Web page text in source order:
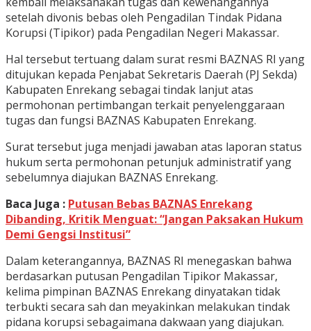
setelah divonis bebas oleh Pengadilan Tindak Pidana
Korupsi (Tipikor) pada Pengadilan Negeri Makassar.
Hal tersebut tertuang dalam surat resmi BAZNAS RI yang
ditujukan kepada Penjabat Sekretaris Daerah (PJ Sekda)
Kabupaten Enrekang sebagai tindak lanjut atas
permohonan pertimbangan terkait penyelenggaraan
tugas dan fungsi BAZNAS Kabupaten Enrekang.
Surat tersebut juga menjadi jawaban atas laporan status
hukum serta permohonan petunjuk administratif yang
sebelumnya diajukan BAZNAS Enrekang.
Baca Juga : Putusan Bebas BAZNAS Enrekang
Dibanding, Kritik Menguat: “Jangan Paksakan Hukum
Demi Gengsi Institusi”
Dalam keterangannya, BAZNAS RI menegaskan bahwa
berdasarkan putusan Pengadilan Tipikor Makassar,
kelima pimpinan BAZNAS Enrekang dinyatakan tidak
terbukti secara sah dan meyakinkan melakukan tindak
pidana korupsi sebagaimana dakwaan yang diajukan.